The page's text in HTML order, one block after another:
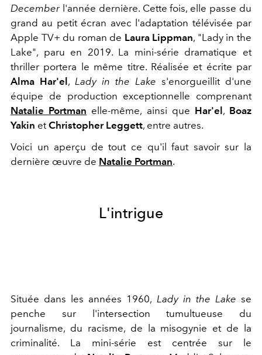
Decemberl'année dernière. Cette fois, elle passe du
grand au petit écran avec l'adaptation télévisée par
Apple TV+ du roman de Laura Lippman, "Lady in the
Lake", paru en 2019. La mini-série dramatique et
thriller portera le même titre. Réalisée et écrite par
Alma Har'el, Lady in the Lake s'enorgueillit d'une
équipe de production exceptionnelle comprenant
Natalie Portman elle-même, ainsi que Har'el, Boaz
Yakin etChristopher Leggett, entre autres.
Voici un aperçu de tout ce qu'il faut savoir sur la
dernière œuvre de Natalie Portman.
L'intrigue
Située dans les années 1960, Lady in the Lakese
penche sur l'intersection tumultueuse du
journalisme, du racisme, de la misogynie et de la
criminalité. La mini-série est centrée sur le